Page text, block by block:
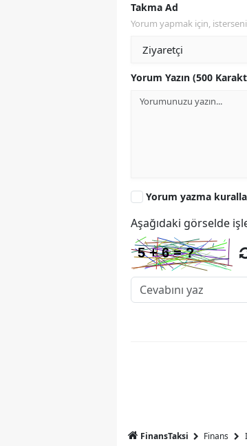
Takma Ad
Yorum yapmak için,
Yorum Yazın (500
Yorum yazma
Aşağıdaki görselde
FinansTaksi Finans